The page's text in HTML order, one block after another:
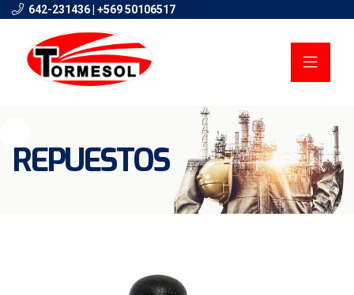
642-231436 | +569 50106517
REPUESTOS